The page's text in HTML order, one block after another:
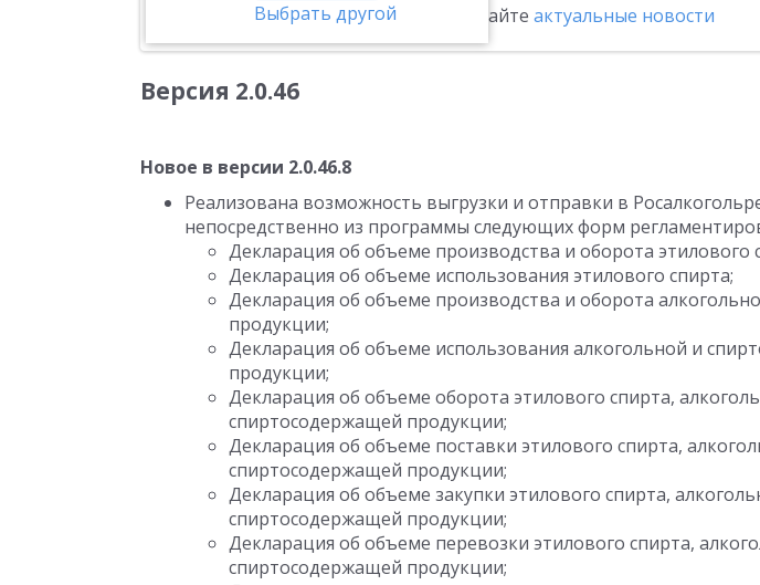
Выбрать другой
Эта новость находится в архиве. Читайте актуальные новости
Версия 2.0.46
Новое в версии 2.0.46.8
Реализована возможность выгрузки и отправки в
непосредственно из программы следующих форм
Декларация об объеме производства и оборота этилового
Декларация об объеме использования этилового спирта;
Декларация об объеме производства и оборота
продукции;
Декларация об объеме использования алкогольной и
продукции;
Декларация об объеме оборота этилового спирта,
спиртосодержащей продукции;
Декларация об объеме поставки этилового спирта,
спиртосодержащей продукции;
Декларация об объеме закупки этилового спирта,
спиртосодержащей продукции;
Декларация об объеме перевозки этилового спирта,
спиртосодержащей продукции;